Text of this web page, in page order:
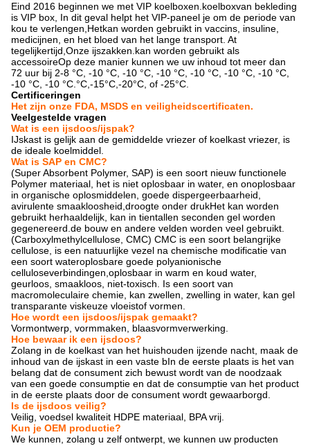
Eind 2016 beginnen we met VIP koelboxen. koelboxvan bekleding
is VIP box, In dit geval helpt het VIP-paneel je om de periode van
kou te verlengen, Hetkan worden gebruikt in vaccins, insuline,
medicijnen, en het bloed van het lange transport . At
tegelijkertijd, Onze ijszakken. kan worden gebruikt als
accessoireOp deze manier kunnen we uw inhoud tot meer dan
72 uur bij 2-8 °C, -10 °C, -10 °C, -10 °C, -10 °C, -10 °C, -10 °C,
-10 °C, -10 °C. °C,-15°C,-20°C, of -25°C.
Certificeringen
Het zijn onze FDA, MSDS en veiligheidscertificaten.
Veelgestelde vragen
Wat is een ijsdoos/ijspak?
IJskast is gelijk aan de gemiddelde vriezer of koelkast vriezer, is
de ideale koelmiddel.
Wat is SAP en CMC?
(Super Absorbent Polymer, SAP) is een soort nieuw functionele
Polymer materiaal, het is niet oplosbaar in water, en onoplosbaar
in organische oplosmiddelen, goede dispergeerbaarheid,
avirulente smaakloosheid,droogte onder drukHet kan worden
gebruikt herhaaldelijk, kan in tientallen seconden gel worden
gegenereerd.de bouw en andere velden worden veel gebruikt.
(Carboxylmethylcellulose, CMC) CMC is een soort belangrijke
cellulose, is een natuurlijke vezel na chemische modificatie van
een soort wateroplosbare goede polyanionische
celluloseverbindingen,oplosbaar in warm en koud water,
geurloos, smaakloos, niet-toxisch. Is een soort van
macromoleculaire chemie, kan zwellen, zwelling in water, kan gel
transparante viskeuze vloeistof vormen.
Hoe wordt een ijsdoos/ijspak gemaakt?
Vormontwerp, vormmaken, blaasvormverwerking.
Hoe bewaar ik een ijsdoos?
Zolang in de koelkast van het huishouden ijzende nacht, maak de
inhoud van de ijskast in een vaste bIn de eerste plaats is het van
belang dat de consument zich bewust wordt van de noodzaak
van een goede consumptie en dat de consumptie van het product
in de eerste plaats door de consument wordt gewaarborgd.
Is de ijsdoos veilig?
Veilig, voedsel kwaliteit HDPE materiaal, BPA vrij.
Kun je OEM productie?
We kunnen, zolang u zelf ontwerpt, we kunnen uw producten